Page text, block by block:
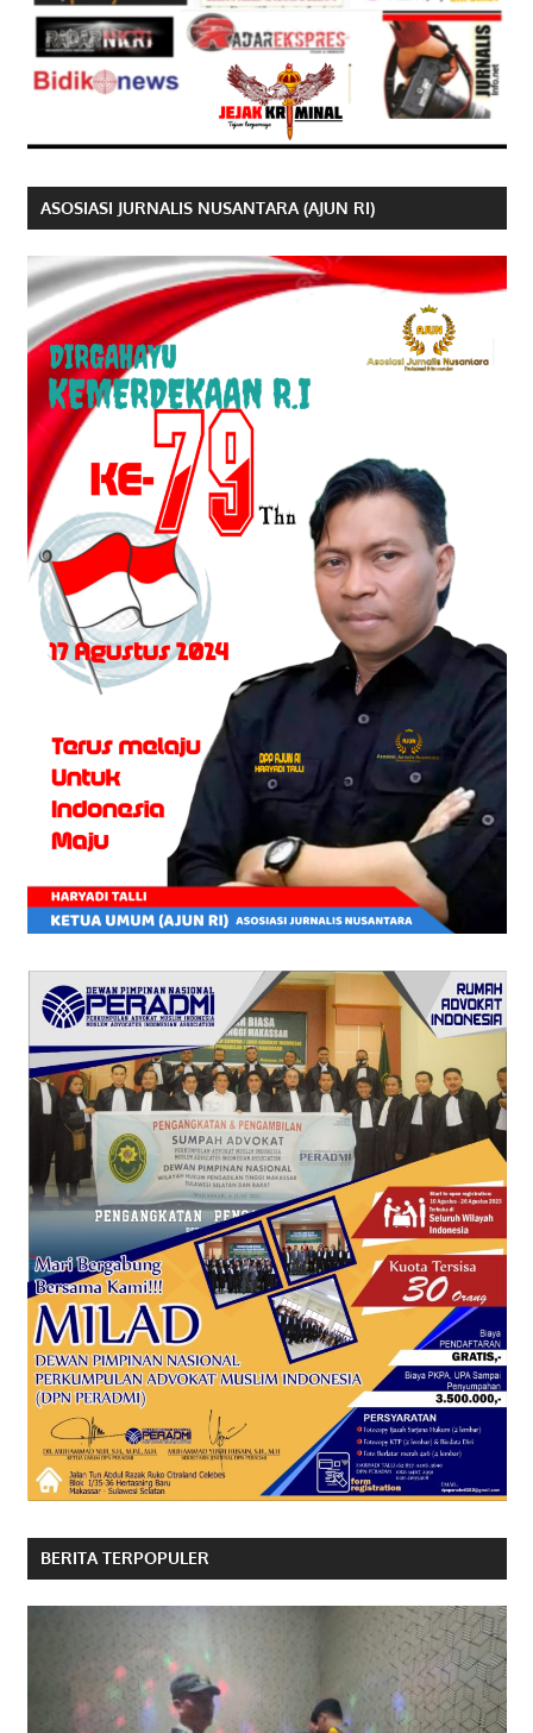
ASOSIASI JURNALIS NUSANTARA (AJUN RI)
BERITA TERPOPULER